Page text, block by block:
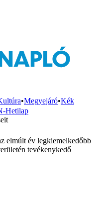
•Megyejáró•Kék
Hetilap
elmúlt év legkiemelkedőbb
tevékenykedő